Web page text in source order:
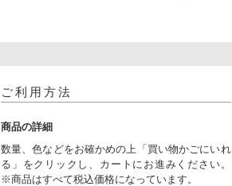
ご利用方法
商品の詳細
数量、色などをお確かめの上「買い物かごにいれ
る」をクリックし、カートにお進みください。
※商品はすべて税込価格になっています。